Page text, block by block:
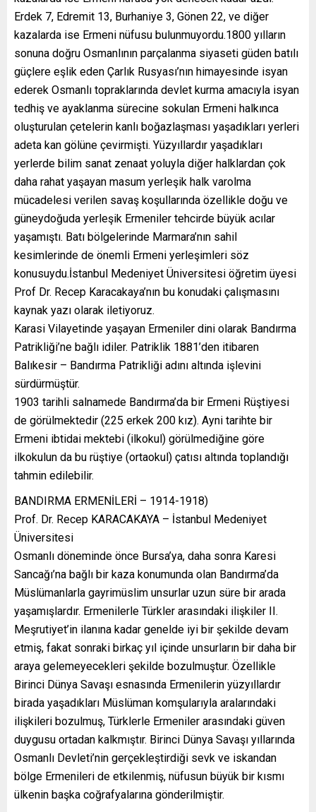
Erdek 7, Edremit 13, Burhaniye 3, Gönen 22, ve diğer
kazalarda ise Ermeni nüfusu bulunmuyordu.1800 yılların
sonuna doğru Osmanlının parçalanma siyaseti güden batılı
güçlere eşlik eden Çarlık Rusyası’nın himayesinde isyan
ederek Osmanlı topraklarında devlet kurma amacıyla isyan
tedhiş ve ayaklanma sürecine sokulan Ermeni halkınca
oluşturulan çetelerin kanlı boğazlaşması yaşadıkları yerleri
adeta kan gölüne çevirmişti. Yüzyıllardır yaşadıkları
yerlerde bilim sanat zenaat yoluyla diğer halklardan çok
daha rahat yaşayan masum yerleşik halk varolma
mücadelesi verilen savaş koşullarında özellikle doğu ve
güneydoğuda yerleşik Ermeniler tehcirde büyük acılar
yaşamıştı. Batı bölgelerinde Marmara’nın sahil
kesimlerinde de önemli Ermeni yerleşimleri söz
konusuydu.İstanbul Medeniyet Üniversitesi öğretim üyesi
Prof Dr. Recep Karacakaya’nın bu konudaki çalışmasını
kaynak yazı olarak iletiyoruz.
Karasi Vilayetinde yaşayan Ermeniler dini olarak Bandırma
Patrikliği’ne bağlı idiler. Patriklik 1881’den itibaren
Balıkesir – Bandırma Patrikliği adını altında işlevini
sürdürmüştür.
1903 tarihli salnamede Bandırma’da bir Ermeni Rüştiyesi
de görülmektedir (225 erkek 200 kız). Ayni tarihte bir
Ermeni ibtidai mektebi (ilkokul) görülmediğine göre
ilkokulun da bu rüştiye (ortaokul) çatısı altında toplandığı
tahmin edilebilir.
BANDIRMA ERMENİLERİ – 1914-1918)
Prof. Dr. Recep KARACAKAYA – İstanbul Medeniyet
Üniversitesi
Osmanlı döneminde önce Bursa’ya, daha sonra Karesi
Sancağı’na bağlı bir kaza konumunda olan Bandırma’da
Müslümanlarla gayrimüslim unsurlar uzun süre bir arada
yaşamışlardır. Ermenilerle Türkler arasındaki ilişkiler II.
Meşrutiyet’in ilanına kadar genelde iyi bir şekilde devam
etmiş, fakat sonraki birkaç yıl içinde unsurların bir daha bir
araya gelemeyecekleri şekilde bozulmuştur. Özellikle
Birinci Dünya Savaşı esnasında Ermenilerin yüzyıllardır
birada yaşadıkları Müslüman komşularıyla aralarındaki
ilişkileri bozulmuş, Türklerle Ermeniler arasındaki güven
duygusu ortadan kalkmıştır. Birinci Dünya Savaşı yıllarında
Osmanlı Devleti’nin gerçekleştirdiği sevk ve iskandan
bölge Ermenileri de etkilenmiş, nüfusun büyük bir kısmı
ülkenin başka coğrafyalarına gönderilmiştir.